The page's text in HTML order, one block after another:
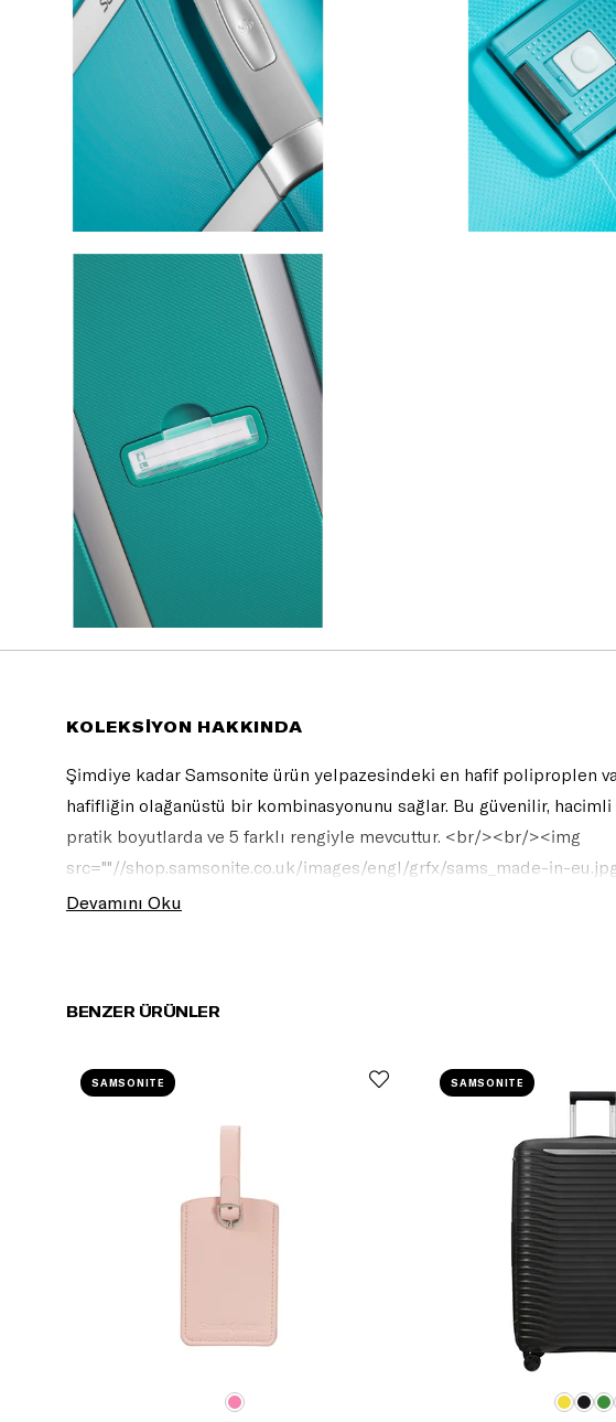
KOLEKSİYON HAKKINDA
Şimdiye kadar Samsonite ürün yelpazesindeki en hafif poliproplen
hafifliğin olağanüstü bir kombinasyonunu sağlar. Bu güvenilir,
pratik boyutlarda ve 5 farklı rengiyle mevcuttur. <br/><br/><img
src=""//shop.samsonite.co.uk/images/engl/grfx/sams_made-in-
Europe""/>"
Devamını Oku
BENZER ÜRÜNLER
SAMSONITE SAMSONITE